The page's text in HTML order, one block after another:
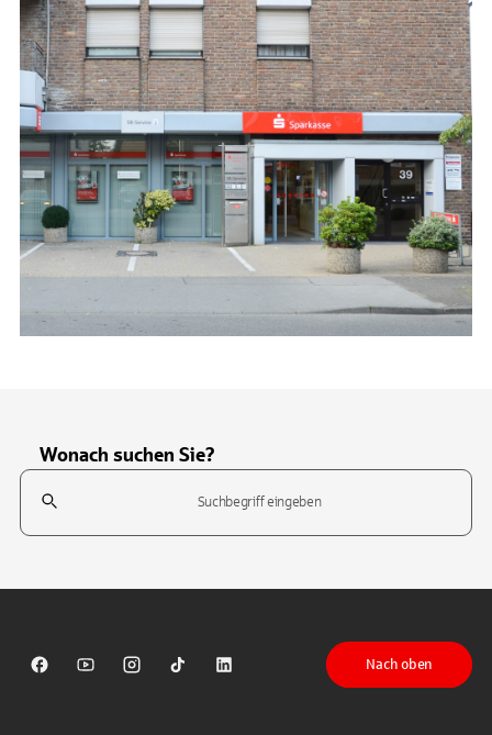
Wonach suchen Sie?
Suchfeld
Sparkasse auf Facebook
Sparkasse auf Youtube
Sparkasse auf Instagram
Sparkasse auf TikTok
Sparkasse auf LinkedIn
Nach oben